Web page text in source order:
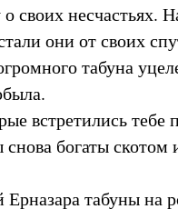
своих несчастьях.
они от своих
табуна
встретились
богаты скотом
Ерназара табуны на